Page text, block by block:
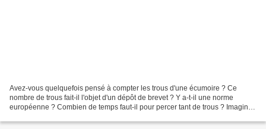
Avez-vous quelquefois pensé à compter les trous d'une écumoire ? Ce
nombre de trous fait-il l'objet d'un dépôt de brevet ? Y a-t-il une norme
européenne ? Combien de temps faut-il pour percer tant de trous ? Imaginez